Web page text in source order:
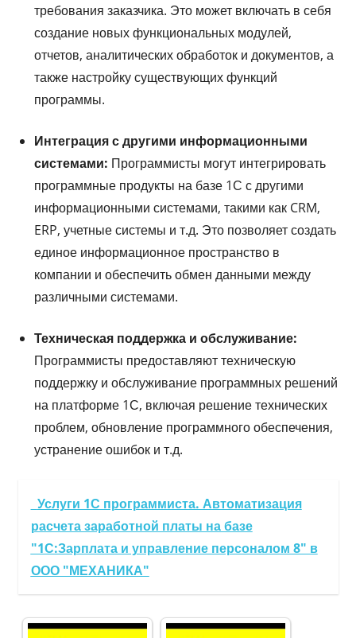
требования заказчика. Это может включать в себя
создание новых функциональных модулей,
отчетов, аналитических обработок и документов, а
также настройку существующих функций
программы.
Интеграция с другими информационными
системами: Программисты могут интегрировать
программные продукты на базе 1С с другими
информационными системами, такими как CRM,
ERP, учетные системы и т.д. Это позволяет создать
единое информационное пространство в
компании и обеспечить обмен данными между
различными системами.
Техническая поддержка и обслуживание:
Программисты предоставляют техническую
поддержку и обслуживание программных решений
на платформе 1С, включая решение технических
проблем, обновление программного обеспечения,
устранение ошибок и т.д.
Услуги 1С программиста. Автоматизация
расчета заработной платы на базе
"1С:Зарплата и управление персоналом 8" в
ООО "МЕХАНИКА"